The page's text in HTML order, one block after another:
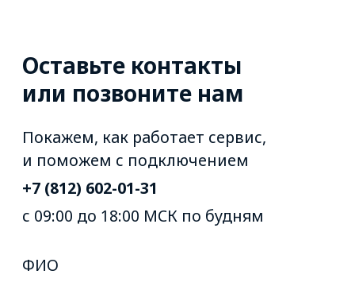
Ответы начастые вопросыпо сервису